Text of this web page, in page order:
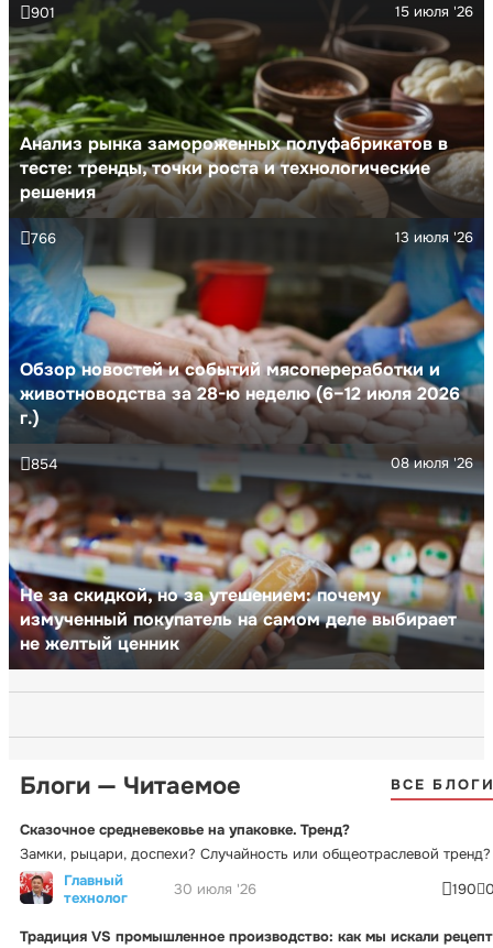
Анализ рынка замороженных полуфабрикатов в
тесте: тренды, точки роста и технологические
решения
15 июля '26
901
Обзор новостей и событий мясопереработки и
животноводства за 28-ю неделю (6–12 июля 2026
г.)
13 июля '26
766
Не за скидкой, но за утешением: почему
измученный покупатель на самом деле выбирает
не желтый ценник
08 июля '26
854
Блоги — Читаемое ВСЕ
Сказочное средневековье на упаковке. Тренд?
Замки, рыцари, доспехи? Случайность или общеотраслевой тренд?
Главный
технолог
30 июля '26 190
Традиция VS промышленное производство: как мы искали рецепт